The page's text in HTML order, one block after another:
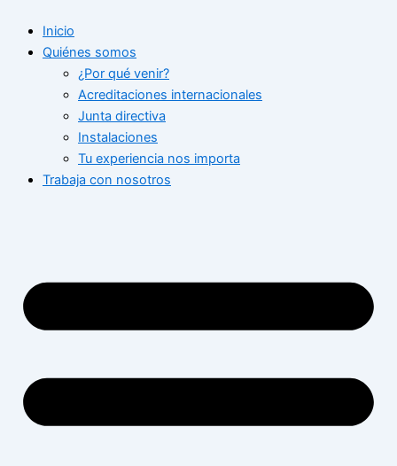
contenido
Inicio
Quiénes somos
¿Por qué venir?
Acreditaciones internacionales
Junta directiva
Instalaciones
Tu experiencia nos importa
Trabaja con nosotros